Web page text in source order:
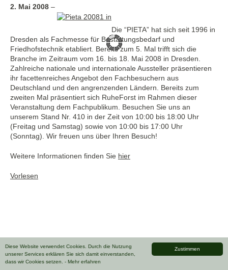
Zustimmen
Diese Website verwendet Cookies. Durch die Nutzung
unserer Services erklären Sie sich damit einverstanden,
dass wir Cookies setzen. - Mehr erfahren
2. Mai 2008 –
Die “PIETA” hat sich seit 1996 in
Dresden als Fachmesse für Bestattungsbedarf und
Friedhofstechnik etabliert. Bereits zum 5. Mal trifft sich die
Branche im Zeitraum vom 16. bis 18. Mai 2008 in Dresden.
Zahlreiche nationale und internationale Aussteller präsentieren
ihr facettenreiches Angebot den Fachbesuchern aus
Deutschland und den angrenzenden Ländern. Bereits zum
zweiten Mal präsentiert sich RuheForst im Rahmen dieser
Veranstaltung dem Fachpublikum. Besuchen Sie uns an
unserem Stand Nr. 410 in der Zeit von 10:00 bis 18:00 Uhr
(Freitag und Samstag) sowie von 10:00 bis 17:00 Uhr
(Sonntag). Wir freuen uns über Ihren Besuch!
Weitere Informationen finden Sie hier
Vorlesen